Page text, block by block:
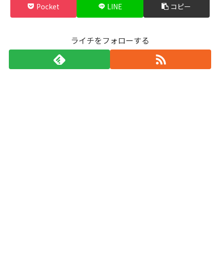
Pocket LINE コピー
ライチをフォローする